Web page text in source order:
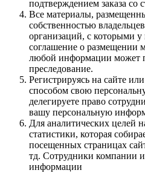
подтверждением заказа со
Все материалы,
собственностью
организаций, с которыми у
соглашение о размещении
любой информации может
преследование.
Регистрируясь на сайте
способом свою
делегируете право
вашу персональную
Для аналитических целей
статистики, которая
посещенных страницах
тд. Сотрудники компании
информации